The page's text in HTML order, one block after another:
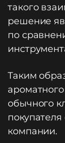
такого
решение
по
Таким
обычного
компании.